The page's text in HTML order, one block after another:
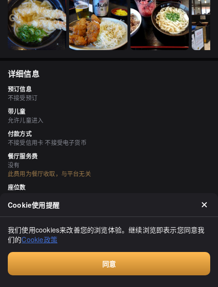
详细信息
预订信息
不接受预订
带儿童
允许儿童进入
付款方式
不接受信用卡 不接受电子货币
餐厅服务费
没有
此费用为餐厅收取，与平台无关
座位数
个人包厢
无
吸烟与禁烟
所有座位均禁止吸烟
停车场
空间与设备
Cookie使用提醒
我们使用cookies来改善您的浏览体验。继续浏览即表示您同意我
们的Cookie政策
同意